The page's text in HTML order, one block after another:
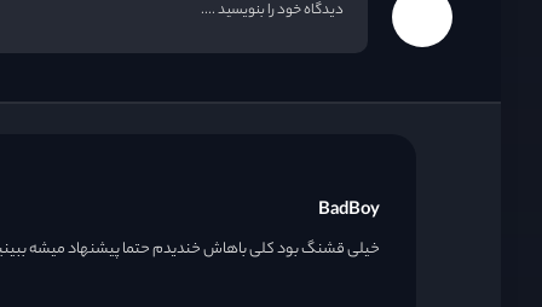
BadBoy
خیلی قشنگ بود کلی باهاش خندیدم حتما پیشنهاد میشه